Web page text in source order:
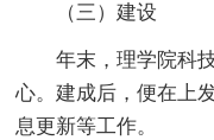
（三）建设
年末，理学院科
心。建成后，便在上
息更新等工作。